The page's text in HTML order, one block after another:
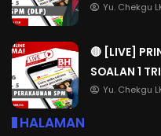
Yu. Chekgu
🔴 [LIVE]
SOALAN 1
Yu. Chekgu
HALAMAN